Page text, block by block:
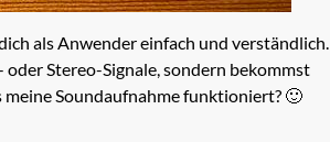
als Anwender einfach und verständlich.
Stereo-Signale, sondern bekommst
meine Soundaufnahme funktioniert? 🙂